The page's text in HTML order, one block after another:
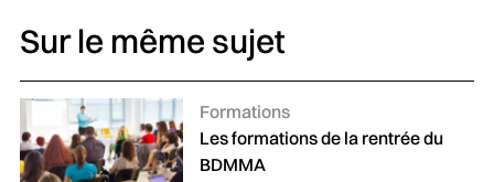
Sur le même sujet
Catégories :
Formations
Les formations de la rentrée du
BDMMA